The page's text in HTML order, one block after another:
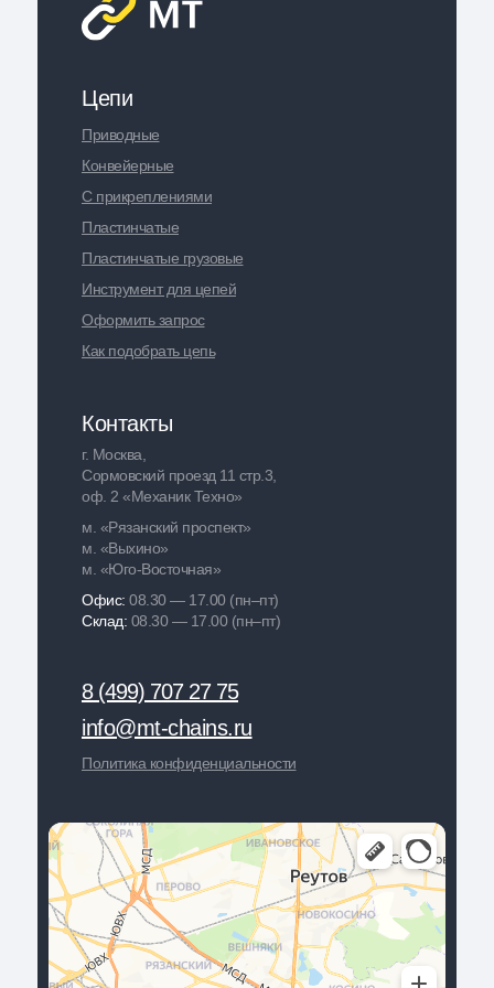
Цепи
Контакты
Приводные
Конвейерные
С прикреплениями
Пластинчатые
Пластинчатые грузовые
Инструмент для цепей
Оформить запрос
Как подобрать цепь
г. Москва,
Сормовский проезд 11 стр.3,
оф. 2 «Механик Техно»
м. «Рязанский проспект»
м. «Выхино»
м. «Юго-Восточная»
Офис: 08.30 — 17.00 (пн–пт)
Склад: 08.30 — 17.00 (пн–пт)
8 (499) 707 27 75
info@mt-chains.ru
Политика конфиденциальности